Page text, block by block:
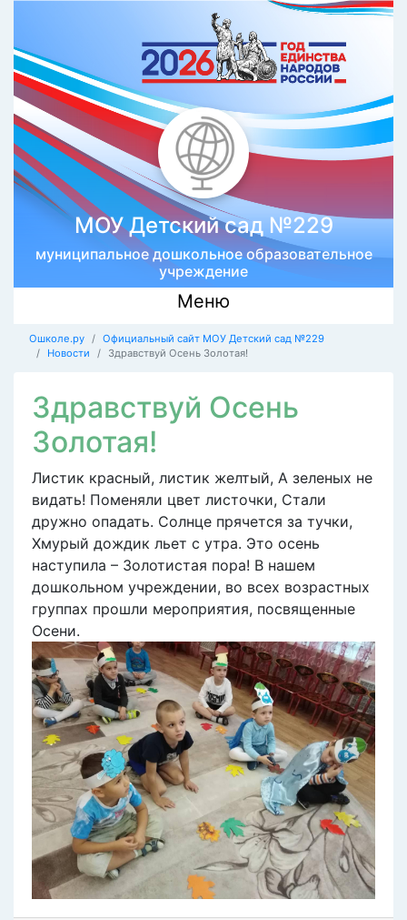
МОУ Детский сад №229
муниципальное дошкольное образовательное
учреждение
Меню
Ошколе.ру
Официальный сайт МОУ Детский сад №229
Новости
Здравствуй Осень Золотая!
Здравствуй Осень
Золотая!
Листик красный, листик желтый, А зеленых не
видать! Поменяли цвет листочки, Стали
дружно опадать. Солнце прячется за тучки,
Хмурый дождик льет с утра. Это осень
наступила – Золотистая пора! В нашем
дошкольном учреждении, во всех возрастных
группах прошли мероприятия, посвященные
Осени.